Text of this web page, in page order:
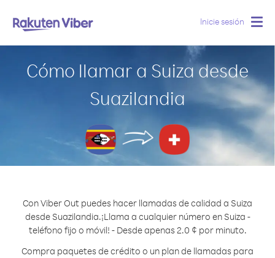
Inicie sesión
Cómo llamar a Suiza desde
Suazilandia
Con Viber Out puedes hacer llamadas de calidad a Suiza
desde Suazilandia.¡Llama a cualquier número en Suiza -
teléfono fijo o móvil! - Desde apenas 2.0 ¢ por minuto.
Compra paquetes de crédito o un plan de llamadas para